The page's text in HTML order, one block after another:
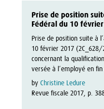
Prise de position
Fédéral du 10
Prise de position suite à
10 février 2017 (2C_628/
concernant la
versée à l’employé en
by Christine Ledure
Revue fiscale 2017, p.